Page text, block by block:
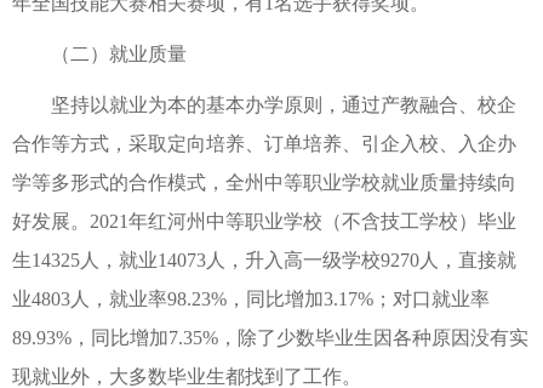
（二）就业质量
坚持以就业为本的基本办学原则，通过产教融合、校企
合作等方式，采取定向培养、订单培养、引企入校、入企办
学等多形式的合作模式，全州中等职业学校就业质量持续向
好发展。2021年红河州中等职业学校（不含技工学校）毕业
生14325人，就业14073人，升入高一级学校9270人，直接就
业4803人，就业率98.23%，同比增加3.17%；对口就业率
89.93%，同比增加7.35%，除了少数毕业生因各种原因没有实
现就业外，大多数毕业生都找到了工作。